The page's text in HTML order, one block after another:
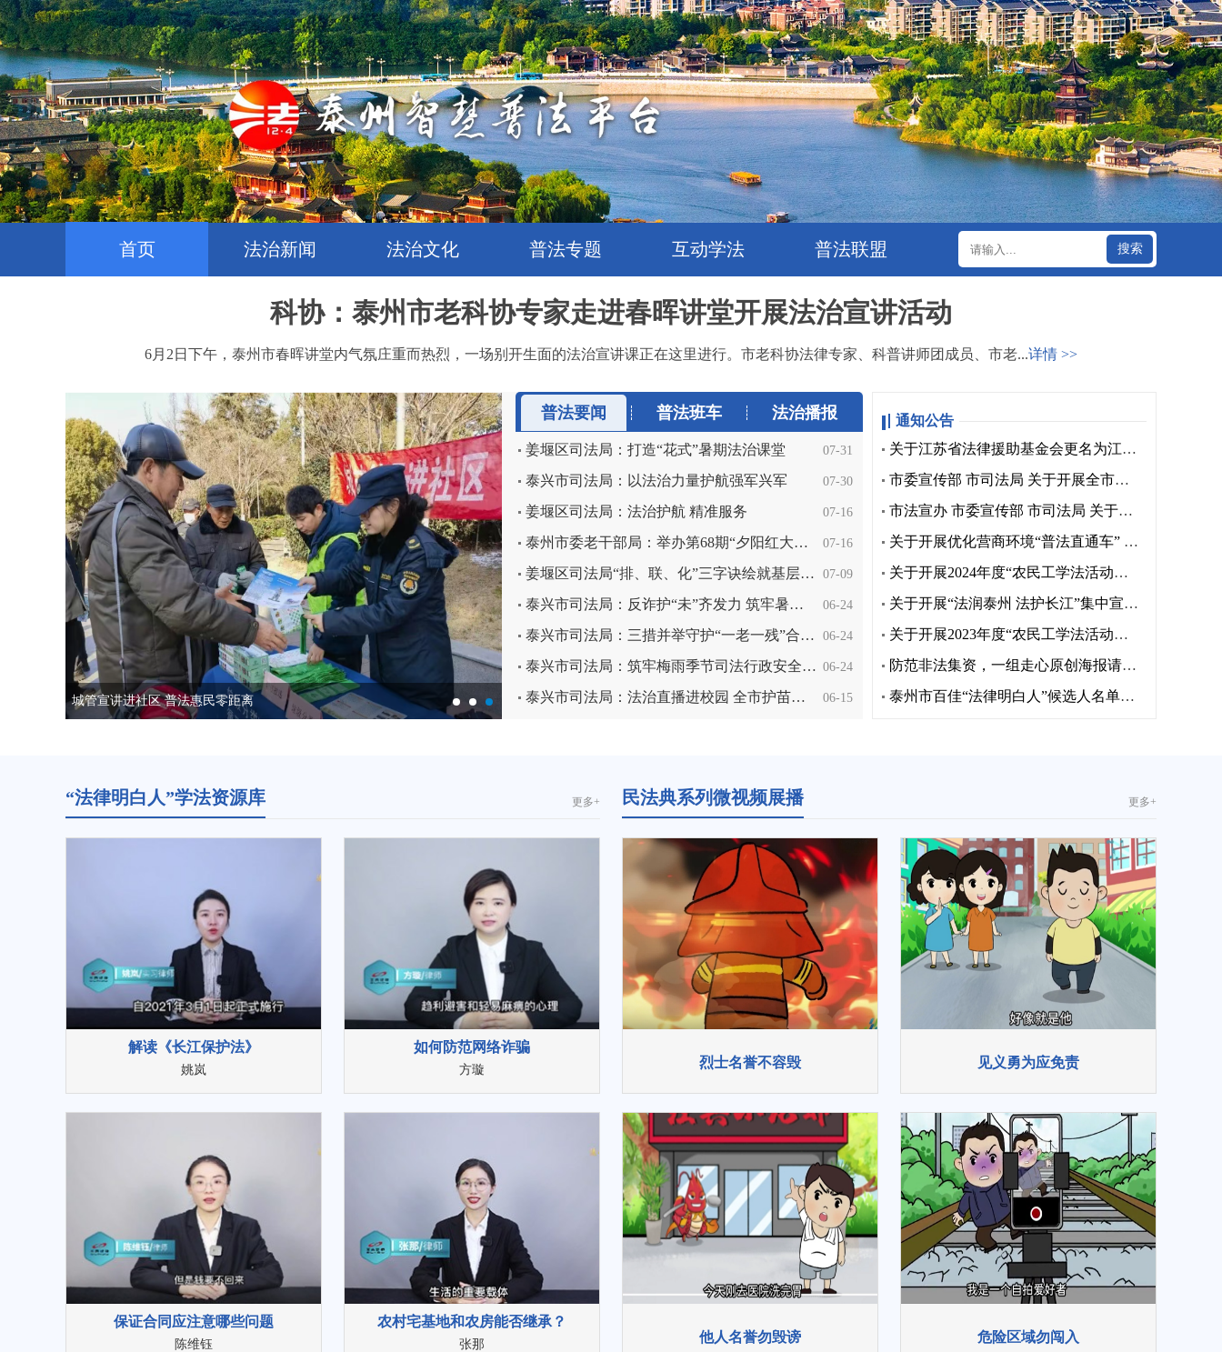
首页 法治新闻 法治文化 普法专题 互动学法 普法联盟 搜索
科协：泰州市老科协专家走进春晖讲堂开展法治宣讲活动
6月2日下午，泰州市春晖讲堂内气氛庄重而热烈，一场别开生面的法治宣讲课正在这里进行。市老科协法律专家、科普讲师团成员、市老...详情 >>
市数据局：以案促学强法治 以练赋能提质效
普法要闻 普法班车 法治播报
姜堰区司法局：打造“花式”暑期法治课堂 07-31
泰兴市司法局：以法治力量护航强军兴军 07-30
姜堰区司法局：法治护航 精准服务 07-16
泰州市委老干部局：举办第68期“夕阳红大讲堂”法治讲座 07-16
姜堰区司法局“排、联、化”三字诀绘就基层善治新“枫”景 07-09
泰兴市司法局：反诈护“未”齐发力 筑牢暑期青少年安全双防线 06-24
泰兴市司法局：三措并举守护“一老一残”合法权益 06-24
泰兴市司法局：筑牢梅雨季节司法行政安全防线 06-24
泰兴市司法局：法治直播进校园 全市护苗交答卷 06-15
通知公告
关于江苏省法律援助基金会更名为江苏省法律援助和司法行政英烈关爱救助基金会的公告
市委宣传部 市司法局 关于开展全市第七个“宪法宣传周” 活动的通知
市法宣办 市委宣传部 市司法局 关于开展泰州市第四届“民法典宣传月”活动的通知
关于开展优化营商环境“普法直通车” 专项行动的通知
关于开展2024年度“农民工学法活动周”的通知
关于开展“法润泰州 法护长江”集中宣传教育活动的通知
关于开展2023年度“农民工学法活动周”的通知
防范非法集资，一组走心原创海报请您查收！
泰州市百佳“法律明白人”候选人名单公示
“法律明白人”学法资源库 更多+
解读《长江保护法》
姚岚
如何防范网络诈骗
方璇
保证合同应注意哪些问题
陈维钰
农村宅基地和农房能否继承？
张那
民法典系列微视频展播 更多+
烈士名誉不容毁 见义勇为应免责
他人名誉勿毁谤 危险区域勿闯入